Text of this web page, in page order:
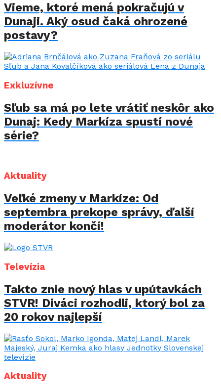
Vieme, ktoré mená pokračujú v
Dunaji. Aký osud čaká ohrozené
postavy?
Exkluzívne
Sľub sa má po lete vrátiť neskôr ako
Dunaj: Kedy Markíza spustí nové
série?
Aktuality
Veľké zmeny v Markíze: Od
septembra prekope správy, ďalší
moderátor končí!
Televízia
Takto znie nový hlas v upútavkách
STVR! Diváci rozhodli, ktorý bol za
20 rokov najlepší
Aktuality